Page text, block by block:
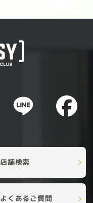
店舗検索
よくあるご質問